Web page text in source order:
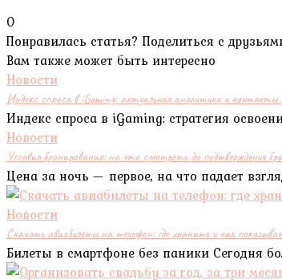
0
Понравилась статья? Поделиться с
Вам также может быть интересно
Новости
Индекс спроса в iGaming: актуальная аналитика и
Индекс спроса в iGaming: стратегия
Новости
Условия бронирования: на что смотреть до подтверждения
Цена за ночь — первое, на что падает
Новости
Скачать авиабилеты на телефон: где хранить и как
Билеты в смартфоне без паники Сегодня